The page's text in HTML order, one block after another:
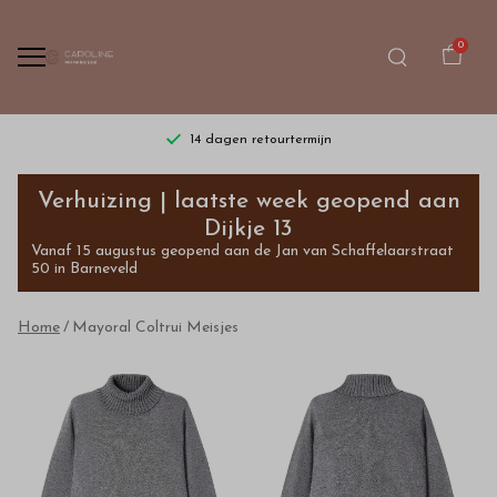
0
14 dagen retourtermijn
Mayoral
Coltrui
Meisjes
Bestel
kinderkleding
van
Verhuizing | laatste week geopend aan
Dijkje 13
Vanaf 15 augustus geopend aan de Jan van Schaffelaarstraat
50 in Barneveld
Home Mayoral Coltrui Meisjes